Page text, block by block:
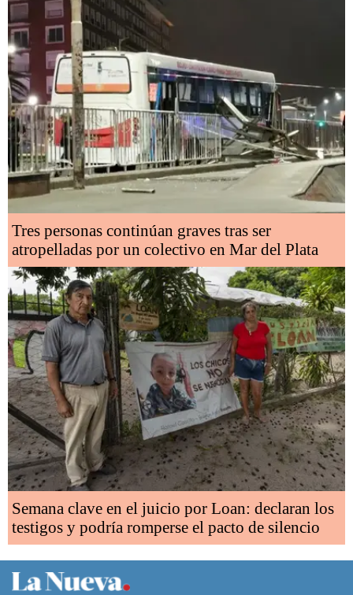
Tres personas continúan graves tras ser
atropelladas por un colectivo en Mar del Plata
Semana clave en el juicio por Loan: declaran los
testigos y podría romperse el pacto de silencio